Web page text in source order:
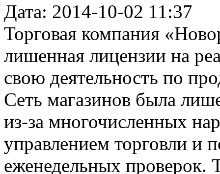
Дата: 2014-10-02 11:37
Торговая компания
лишенная лицензии на
свою деятельность по
Сеть магазинов была
из-за многочисленных
управлением торговли и
еженедельных проверок.